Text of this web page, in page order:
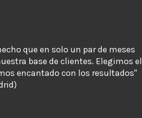
que en solo un par de meses
base de clientes. Elegimos el
encantado con los resultados"